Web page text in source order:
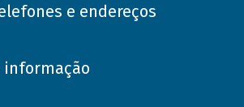
e endereços
informação